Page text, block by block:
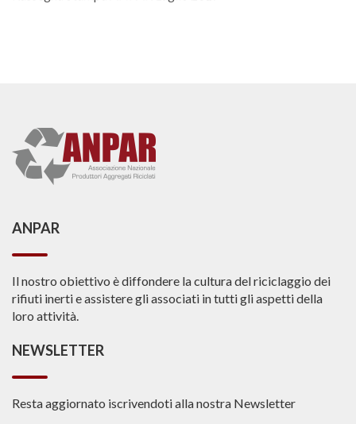
ANPAR
Il nostro obiettivo è diffondere la cultura del riciclaggio dei
rifiuti inerti e assistere gli associati in tutti gli aspetti della
loro attività.
NEWSLETTER
Resta aggiornato iscrivendoti alla nostra Newsletter